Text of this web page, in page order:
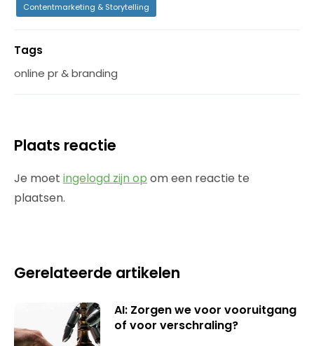
Contentmarketing & Storytelling
Tags
online pr & branding
Plaats reactie
Je moet ingelogd zijn op om een reactie te
plaatsen.
Gerelateerde artikelen
AI: Zorgen we voor vooruitgang
of voor verschraling?